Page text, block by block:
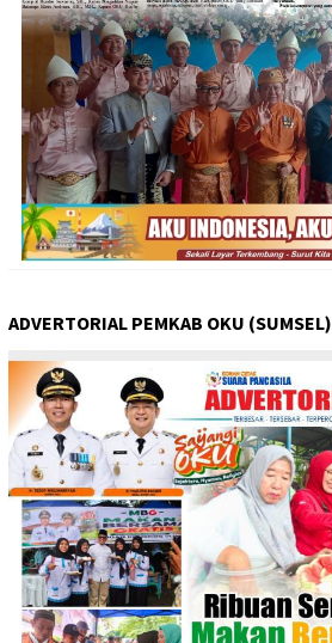
ADVERTORIAL PEMKAB OKU (SUMSEL)